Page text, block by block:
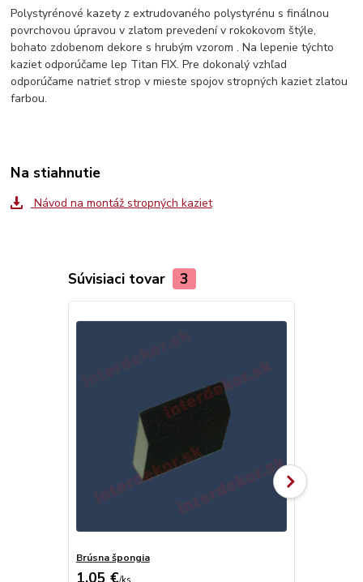
Polystyrénové kazety z extrudovaného polystyrénu s finálnou
povrchovou úpravou v zlatom prevedení v rokokovom štýle,
bohato zdobenom dekore s hrubým vzorom . Na lepenie týchto
kaziet odporúčame lep Titan FIX. Pre dokonalý vzhľad
odporúčame natrieť strop v mieste spojov stropných kaziet zlatou
farbou.
Na stiahnutie
Návod na montáž stropných kaziet
Súvisiaci tovar 3
Brúsna špongia